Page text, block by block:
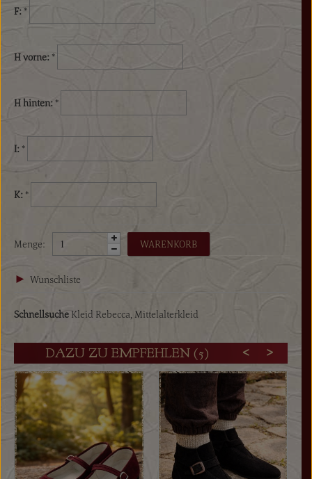
F: *
H vorne: *
H hinten: *
I: *
K: *
Menge:
Wunschliste
Schnellsuche Kleid Rebecca Mittelalterkleid
DAZU ZU EMPFEHLEN (5)